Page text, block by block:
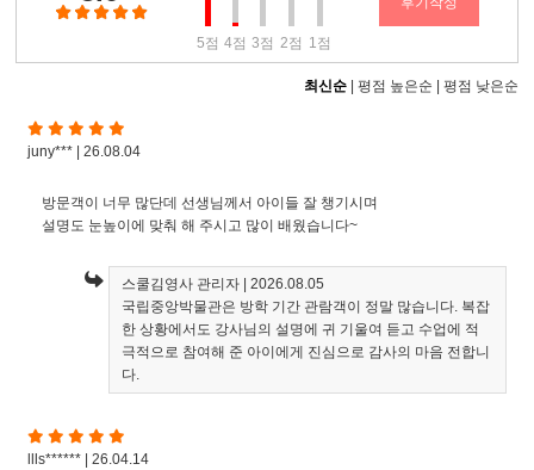
5점 4점 3점 2점 1점
최신순| 평점 높은순 | 평점 낮은순
juny*** | 26.08.04
방문객이 너무 많단데 선생님께서 아이들 잘 챙기시며
설명도 눈높이에 맞춰 해 주시고 많이 배웠습니다~
스쿨김영사 관리자| 2026.08.05
국립중앙박물관은 방학 기간 관람객이 정말 많습니다. 복잡
한 상황에서도 강사님의 설명에 귀 기울여 듣고 수업에 적
극적으로 참여해 준 아이에게 진심으로 감사의 마음 전합니
다.
llls****** | 26.04.14